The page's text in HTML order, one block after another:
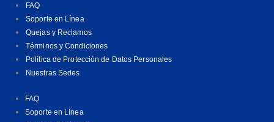
FAQ
Soporte en Línea
Quejas y Reclamos
Términos y Condiciones
Política de Protección de Datos Personales
Nuestras Sedes
FAQ
Soporte en Línea